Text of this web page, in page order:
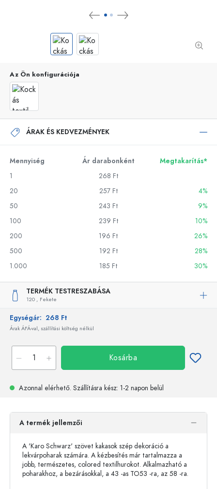
Az Ön konfigurációja
ÁRAK ÉS KEDVEZMÉNYEK
Mennyiség Ár darabonként
Megtakarítás*
1
268 Ft
20
257 Ft
4%
50
243 Ft
9%
100
239 Ft
10%
200
196 Ft
26%
500
192 Ft
28%
1.000
185 Ft 30%
TERMÉK TESTRESZABÁSA
120 , Fekete
Egységár: 268 Ft
Árak ÁFÁ-val, szállítási költség nélkül
Kosárba
Azonnal elérhető. Szállításra kész: 1-2 napon belül
A termék jellemzői
A 'Karo Schwarz' szövet kakasok szép dekoráció a
lekvárpoharak számára. A kézbesítés már tartalmazza a
jobb, természetes, colored textilhurokot. Alkalmazható a
poharakhoz, a bezárásokkal, a 43 -as TO53 -ra, az 58 -ra.